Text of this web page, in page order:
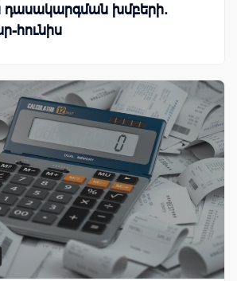
խմբերի.
հունիս